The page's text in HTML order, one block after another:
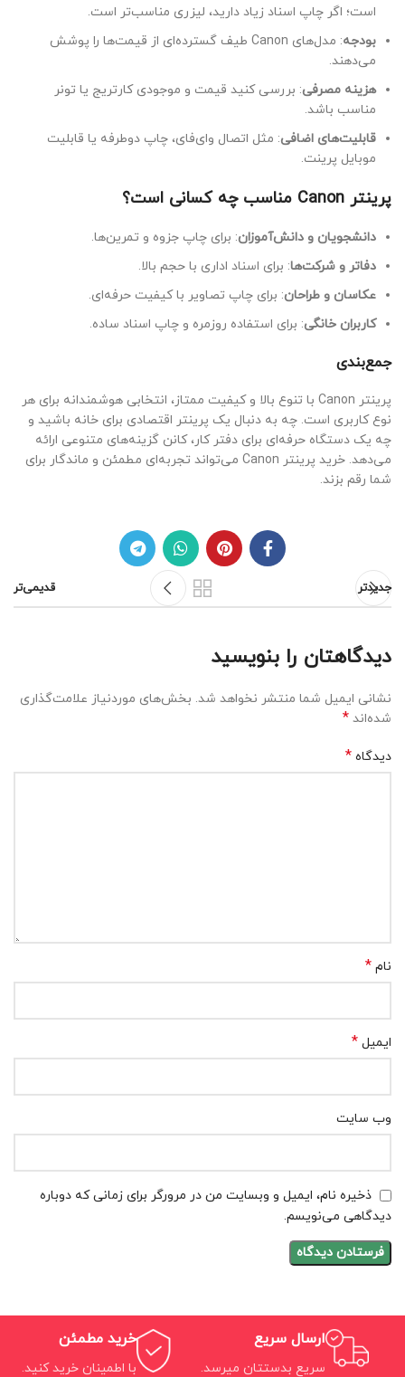
است؛ اگر چاپ اسناد زیاد دارید، لیزری مناسب‌تر است.
بودجه
: مدل‌های Canon طیف گسترده‌ای از قیمت‌ها را پوشش
می‌دهند.
هزینه مصرفی: بررسی کنید قیمت و موجودی کارتریج یا تونر
مناسب باشد.
قابلیت‌های اضافی: مثل اتصال وای‌فای، چاپ دوطرفه یا قابلیت
موبایل پرینت.
پرینتر Canon مناسب چه کسانی است؟
دانشجویان و دانش‌آموزان: برای چاپ جزوه و تمرین‌ها.
دفاتر و شرکت‌ها: برای اسناد اداری با حجم بالا.
عکاسان و طراحان: برای چاپ تصاویر با کیفیت حرفه‌ای.
کاربران خانگی: برای استفاده روزمره و چاپ اسناد ساده.
جمع‌بندی
پرینتر Canon با تنوع بالا و کیفیت ممتاز، انتخابی هوشمندانه برای هر
نوع کاربری است. چه به دنبال یک پرینتر اقتصادی برای خانه باشید و
چه یک دستگاه حرفه‌ای برای دفتر کار، کانن گزینه‌های متنوعی ارائه
می‌دهد. خرید پرینتر Canon می‌تواند تجربه‌ای مطمئن و ماندگار برای
شما رقم بزند.
جدیدتر قدیمی‌تر
دیدگاهتان را بنویسید
نشانی ایمیل شما منتشر نخواهد شد. بخش‌های موردنیاز علامت‌گذاری
شده‌اند *
دیدگاه *
نام *
ایمیل *
وب‌ سایت
ذخیره نام، ایمیل و وبسایت من در مرورگر برای زمانی که دوباره
دیدگاهی می‌نویسم.
ارسال سریع
سریع بدستتان میرسد.
خرید مطمئن
با اطمینان خرید کنید.